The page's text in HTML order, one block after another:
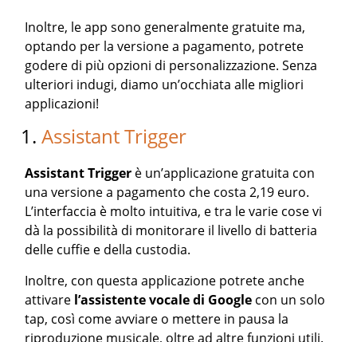
Inoltre, le app sono generalmente gratuite ma,
optando per la versione a pagamento, potrete
godere di più opzioni di personalizzazione. Senza
ulteriori indugi, diamo un’occhiata alle migliori
applicazioni!
1.Assistant Trigger
Assistant Trigger è un’applicazione gratuita con
una versione a pagamento che costa 2,19 euro.
L’interfaccia è molto intuitiva, e tra le varie cose vi
dà la possibilità di monitorare il livello di batteria
delle cuffie e della custodia.
Inoltre, con questa applicazione potrete anche
attivare l’assistente vocale di Google con un solo
tap, così come avviare o mettere in pausa la
riproduzione musicale, oltre ad altre funzioni utili.